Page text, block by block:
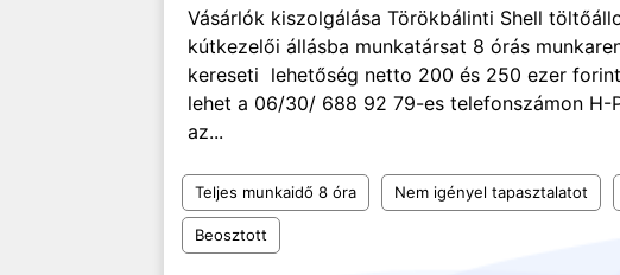
Vásárlók kiszolgálása Törökbálinti Shell
kútkezelői állásba munkatársat 8 órás
kereseti lehetőség netto 200 és 250 ezer
lehet a 06/30/ 688 92 79-es telefonszámon
az...
Teljes munkaidő 8 óra Nem igényel tapasztalatot
Beosztott